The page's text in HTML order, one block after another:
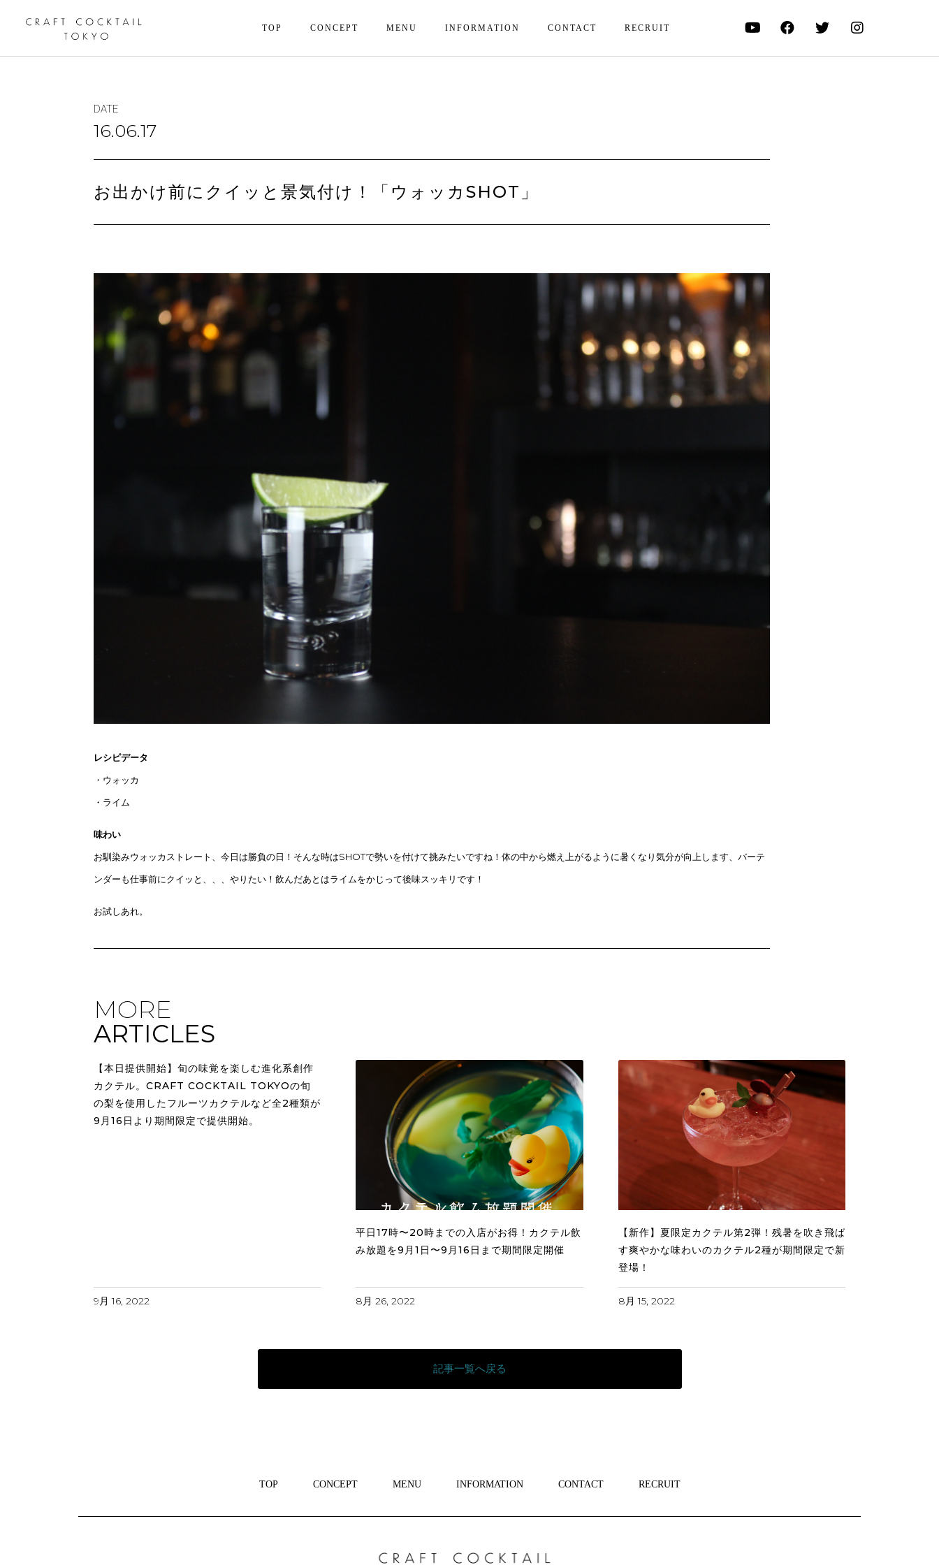
TOP CONCEPT MENU INFORMATION CONTACT RECRUIT
DATE
16.06.17
お出かけ前にクイッと景気付け！「ウォッカSHOT」
レシピデータ
・ウォッカ
・ライム
味わい
お馴染みウォッカストレート、今日は勝負の日！そんな時はSHOTで勢いを付けて挑みたいですね！体の中から燃え上がるように暑くなり気分が向上します、バーテ
ンダーも仕事前にクイッと、、、やりたい！飲んだあとはライムをかじって後味スッキリです！
お試しあれ。
MORE
ARTICLES
【本日提供開始】旬の味覚を楽しむ進化系創作
カクテル。CRAFT COCKTAIL TOKYOの旬
の梨を使用したフルーツカクテルなど全2種類が
9月16日より期間限定で提供開始。
9月 16, 2022
平日17時〜20時までの入店がお得！カクテル飲
み放題を9月1日〜9月16日まで期間限定開催
8月 26, 2022
【新作】夏限定カクテル第2弾！残暑を吹き飛ば
す爽やかな味わいのカクテル2種が期間限定で新
登場！
8月 15, 2022
記事一覧へ戻る
TOP CONCEPT MENU INFORMATION CONTACT RECRUIT